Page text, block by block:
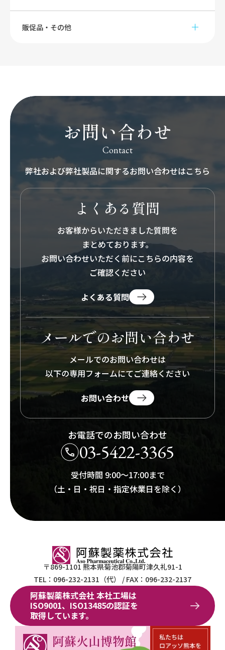
販促品・その他
お問い合わせ
Contact
弊社および弊社製品に関するお問い合わせはこちら
よくある質問
お客様からいただきました質問を
まとめております。
お問い合わせいただく前にこちらの内容を
ご確認ください
よくある質問
メールでのお問い合わせ
メールでのお問い合わせは
以下の専用フォームにてご連絡ください
お問い合わせ
お電話でのお問い合わせ
03-5422-3365
受付時間 9:00～17:00まで
（土・日・祝日・指定休業日を除く）
阿蘇製薬株式会社
〒869-1101 熊本県菊池郡菊陽町津久礼91-1
TEL：096-232-2131（代）
/ FAX：096-232-2137
阿蘇製薬株式会社 本社工場は
ISO9001、 ISO13485の認証を
取得しています。